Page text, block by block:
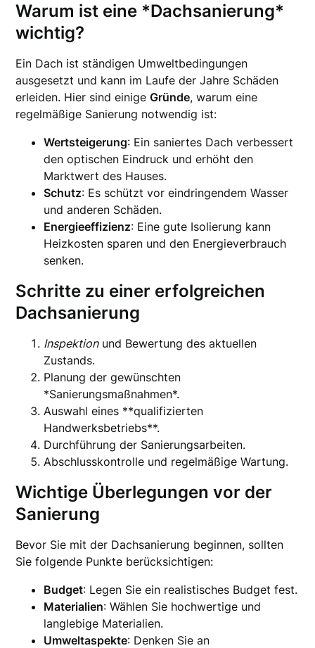
Warum ist eine *Dachsanierung*
wichtig?
Ein Dach ist ständigen Umweltbedingungen
ausgesetzt und kann im Laufe der Jahre Schäden
erleiden. Hier sind einigeGründe, warum eine
regelmäßige Sanierung notwendig ist:
Wertsteigerung: Ein saniertes Dach verbessert
den optischen Eindruck und erhöht den
Marktwert des Hauses.
Schutz: Es schützt vor eindringendem Wasser
und anderen Schäden.
Energieeffizienz: Eine gute Isolierung kann
Heizkosten sparen und den Energieverbrauch
senken.
Schritte zu einer erfolgreichen
Dachsanierung
Inspektionund Bewertung des aktuellen
Zustands.
Planung der gewünschten
*Sanierungsmaßnahmen*.
Auswahl eines **qualifizierten
Handwerksbetriebs**.
Durchführung der Sanierungsarbeiten.
Abschlusskontrolle und regelmäßige Wartung.
Wichtige Überlegungen vor der
Sanierung
Bevor Sie mit der Dachsanierung beginnen, sollten
Sie folgende Punkte berücksichtigen:
Budget: Legen Sie ein realistisches Budget fest.
Materialien: Wählen Sie hochwertige und
langlebige Materialien.
Umweltaspekte: Denken Sie an